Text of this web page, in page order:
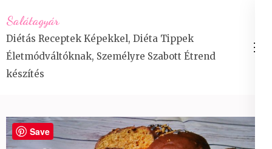
to
content
(Press
Enter)
Salátagyár
Diétás Receptek Képekkel, Diéta Tippek
Életmódváltóknak, Személyre Szabott Étrend
készítés
Save